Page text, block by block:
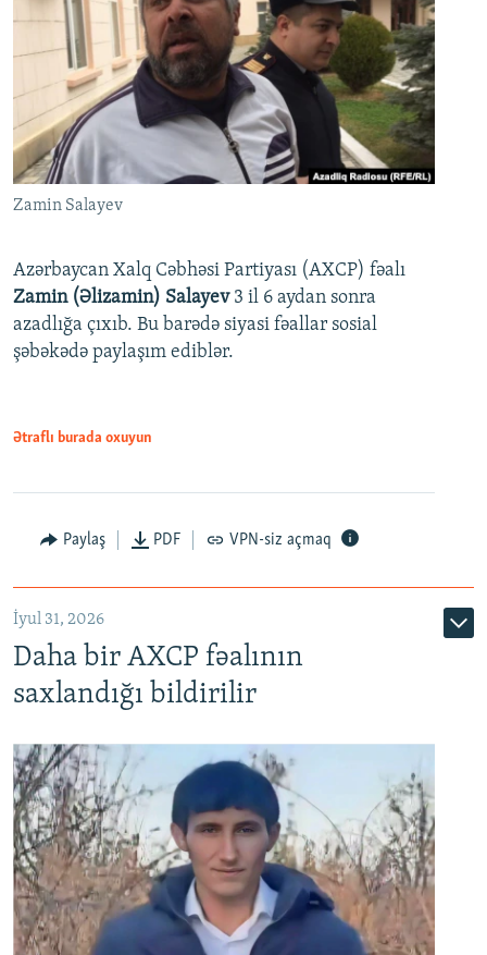
Zamin Salayev
Azərbaycan Xalq Cəbhəsi Partiyası (AXCP) fəalı
Zamin (Əlizamin) Salayev 3 il 6 aydan sonra
azadlığa çıxıb. Bu barədə siyasi fəallar sosial
şəbəkədə paylaşım ediblər.
Ətraflı burada oxuyun
Paylaş PDF VPN-siz açmaq
İyul 31, 2026
Daha bir AXCP fəalının
saxlandığı bildirilir